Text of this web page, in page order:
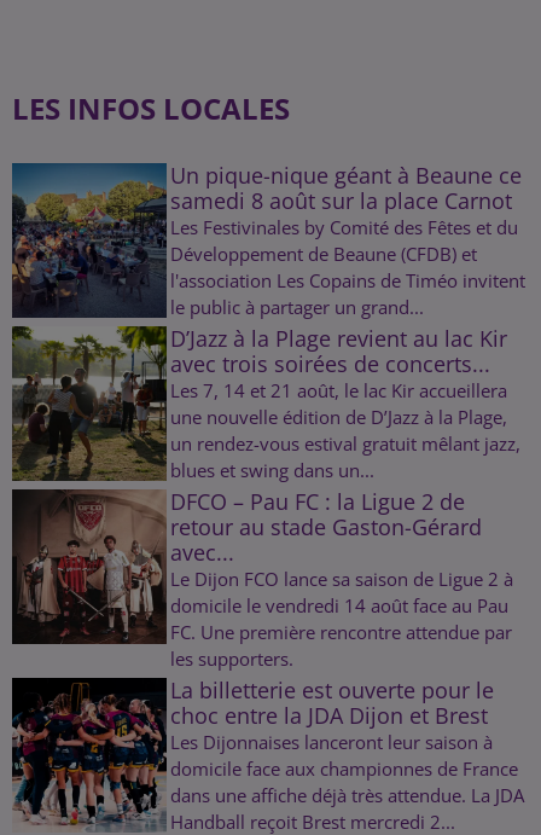
LES INFOS LOCALES
Un pique-nique géant à Beaune ce
samedi 8 août sur la place Carnot
Les Festivinales by Comité des Fêtes et du
Développement de Beaune (CFDB) et
l'association Les Copains de Timéo invitent
le public à partager un grand...
D’Jazz à la Plage revient au lac Kir
avec trois soirées de concerts...
Les 7, 14 et 21 août, le lac Kir accueillera
une nouvelle édition de D’Jazz à la Plage,
un rendez-vous estival gratuit mêlant jazz,
blues et swing dans un...
DFCO – Pau FC : la Ligue 2 de
retour au stade Gaston-Gérard
avec...
Le Dijon FCO lance sa saison de Ligue 2 à
domicile le vendredi 14 août face au Pau
FC. Une première rencontre attendue par
les supporters.
La billetterie est ouverte pour le
choc entre la JDA Dijon et Brest
Les Dijonnaises lanceront leur saison à
domicile face aux championnes de France
dans une affiche déjà très attendue. La JDA
Handball reçoit Brest mercredi 2...